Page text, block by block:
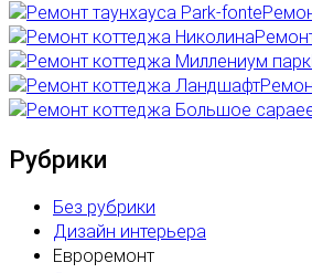
Рубрики
Без рубрики
Дизайн интерьера
Евроремонт